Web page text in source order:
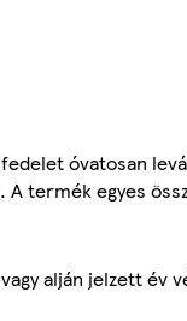
óvatosan
termék egyes
alján jelzett